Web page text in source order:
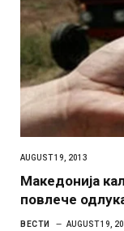
AUGUST 19, 2013
Македонија
повлече
ВЕСТИ AUGUST 19,